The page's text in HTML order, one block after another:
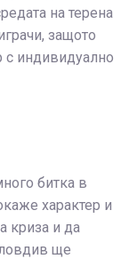
на терена
защото
с индивидуално
битка в
характер и
криза и да
ще